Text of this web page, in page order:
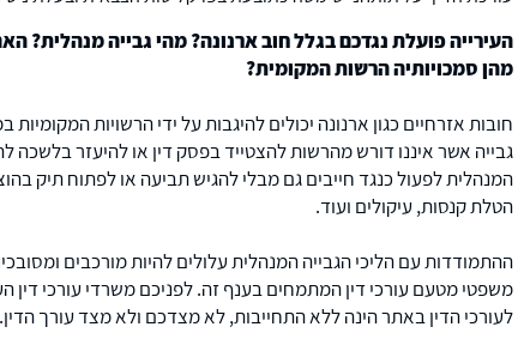
העירייה פועלת נגדכם בגלל חוב ארנונה? מהי גבייה מנהלית?
מהן סמכויותיה הרשות המקומית?
חובות אזרחיים כגון ארנונה יכולים להיגבות על ידי הרשויות
גבייה אשר איננו דורש מהרשות להצטייד בפסק דין או להיעזר בלשכה
המנהלית לפעול כנגד חייבים גם מבלי להגיש תביעה או לפתוח תיק
הטלת קנסות, עיקולים ועוד.
ההתמודדות עם הליכי הגבייה המנהלית עלולים להיות מורכבים
משפטי מטעם עורכי דין המתמחים בענף זה. לפניכם משרדי עורכי דין
לעורכי הדין באתר הינה ללא התחייבות, לא מצדכם ולא מצד עורך הדין.